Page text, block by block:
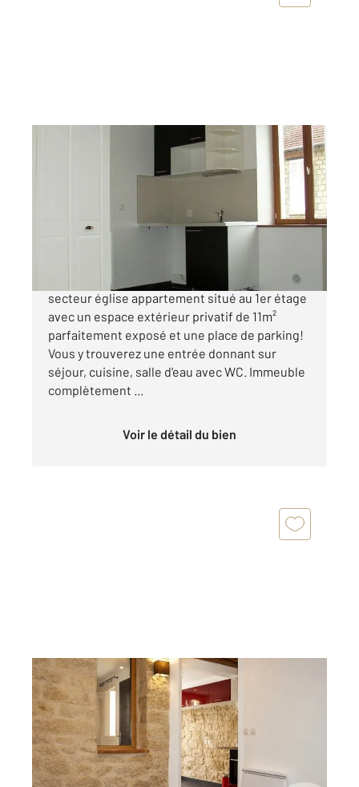
CHAMPAGNE SUR OISE 95
Appartement F1 à vendre
129 000 €
Champagne-sur-Oise - Idéalement située,
secteur église appartement situé au 1er étage
avec un espace extérieur privatif de 11m²
parfaitement exposé et une place de parking!
Vous y trouverez une entrée donnant sur
séjour, cuisine, salle d'eau avec WC. Immeuble
complètement ...
Voir le détail du bien
CHAMPAGNE SUR OISE 95
28,60 m
2, 2 pièces
Ref : 680350
Appartement T2 à vendre
154 500 €